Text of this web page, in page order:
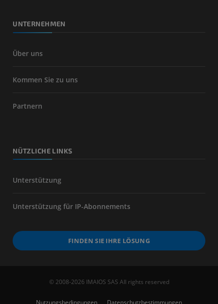
UNTERNEHMEN
Über uns
Kommen Sie zu uns
Partnern
NÜTZLICHE LINKS
Unterstützung
Unterstützung für IP-Abonnements
FINDEN SIE IHRE LÖSUNG
© 2008-2026 IMAIOS SAS All rights reserved
Nutzungsbedingungen Datenschutzbestimmungen